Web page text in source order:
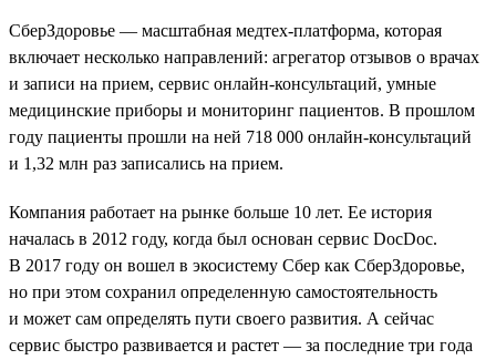
СберЗдоровье — масштабная медтех-платформа, которая
включает несколько направлений: агрегатор отзывов о врачах
и записи на прием, сервис онлайн-консультаций, умные
медицинские приборы и мониторинг пациентов. В прошлом
году пациенты прошли на ней 718 000 онлайн-консультаций
и 1,32 млн раз записались на прием.
Компания работает на рынке больше 10 лет. Ее история
началась в 2012 году, когда был основан сервис DocDoc.
В 2017 году он вошел в экосистему Сбер как СберЗдоровье,
но при этом сохранил определенную самостоятельность
и может сам определять пути своего развития. А сейчас
сервис быстро развивается и растет — за последние три года